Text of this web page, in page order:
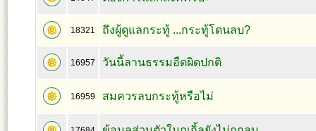
18321 ถึงผู้ดูแลกระทู้ ...กระทู้โดนลบ?
16957 วันนี้ลานธรรมอืดผิดปกติ
16959 สมควรลบกระทู้หรือไม่